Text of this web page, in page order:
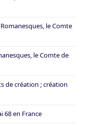
le Comte
le Comte de
de création ; création
68 en France